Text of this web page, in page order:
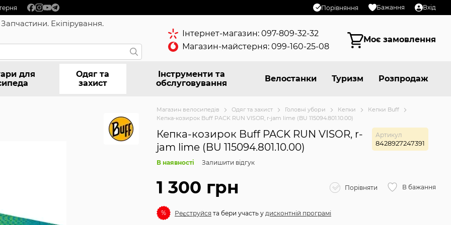
Порівняння Бажання Вхід
Екіпірування.
Інтернет-магазин: 097-809-32-32
Магазин-майстерня: 099-160-25-08
Моє замовлення
для
Одяг та
захист
Інструменти та
обслуговування
Велостанки Туризм Розпродаж
Магазин велосипедів Одяг та захист Головні убори Кепки
Кепки Buff
Кепка-козирок Buff PACK RUN VISOR, r-jam lime (BU 115094.801.10.00)
Кепка-козирок Buff PACK RUN VISOR, r-
jam lime (BU 115094.801.10.00)
Артикул
8428927247391
В наявності Залишити відгук
1 300 грн Порівняти В бажання
% Реєструйся та бери участь у дисконтній програмі